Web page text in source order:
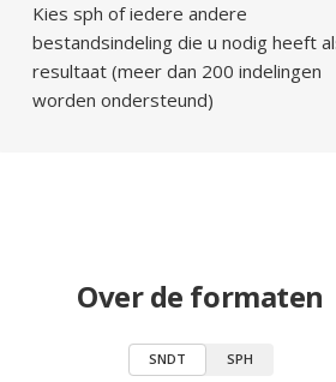
Kies sph of iedere andere
bestandsindeling die u nodig heeft
resultaat (meer dan 200 indelingen
worden ondersteund)
Over de formaten
SNDT SPH